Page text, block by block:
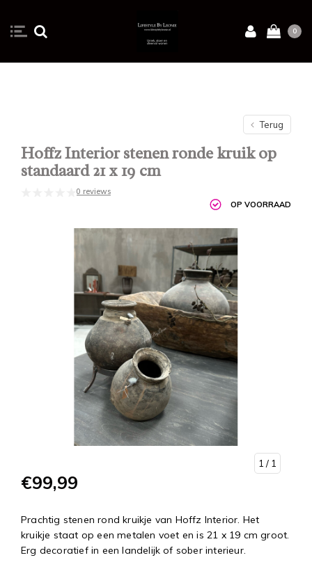
0
Terug
Hoffz Interior stenen ronde kruik op
standaard 21 x 19 cm
0 reviews
OP VOORRAAD
1 / 1
€99,99
Prachtig stenen rond kruikje van Hoffz Interior. Het
kruikje staat op een metalen voet en is 21 x 19 cm groot.
Erg decoratief in een landelijk of sober interieur.